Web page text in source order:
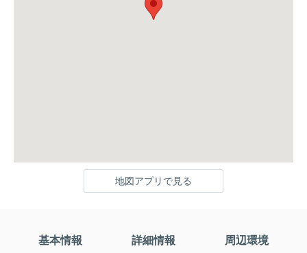
地図アプリで見る
基本情報 詳細情報 周辺環境